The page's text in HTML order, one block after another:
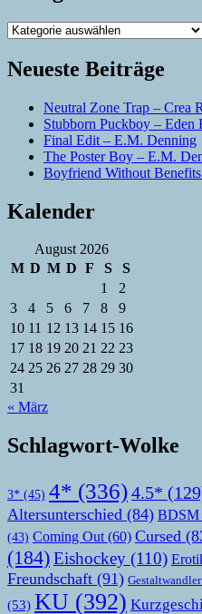
Kategorien
Neueste Beiträge
Neutral Zone Trap – Crea
Stubborn Puckboy – Eden
Final Edit – E.M. Denning
The Poster Boy – E.M.
Boyfriend Without
Kalender
August 2026
M D M D F S
S
1
2
3
4 5 6 7 8
9
10 11 12 13 14 15 16
17 18 19 20 21 22 23
24 25 26 27 28 29 30
31
« März
Schlagwort-Wolke
3* (45) 4* (336)4.5*
Altersunterschied (84) BDSM
(43) Coming Out (60) Cursed
(184)Eishockey (110)
Freundschaft (91) Gestaltwandler
(53) KU (392)